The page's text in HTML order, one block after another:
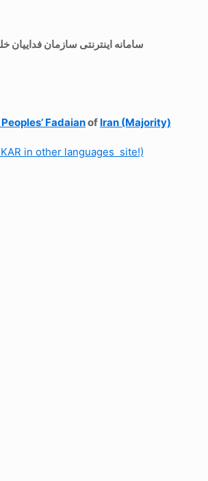
سامانه اینترنتی سازمان فداییان
Peoples’ Fadaianof Iran (Majority)
in other languages site!)